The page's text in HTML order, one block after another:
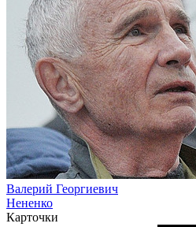
Валерий Георгиевич
Нененко
Карточки